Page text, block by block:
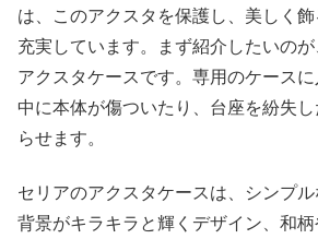
は、このアクスタを保護し、美しく
充実しています。まず紹介したいの
アクスタケースです。専用のケース
中に本体が傷ついたり、台座を紛失
らせます。
セリアのアクスタケースは、シンプル
背景がキラキラと輝くデザイン、和